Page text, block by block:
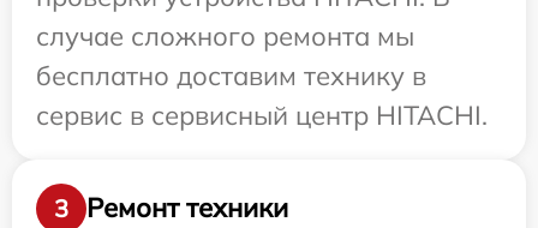
случае сложного ремонта мы
бесплатно доставим технику в
сервис в сервисный центр HITACHI.
3
Ремонт техники